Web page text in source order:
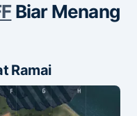
Biar Menang
Ramai